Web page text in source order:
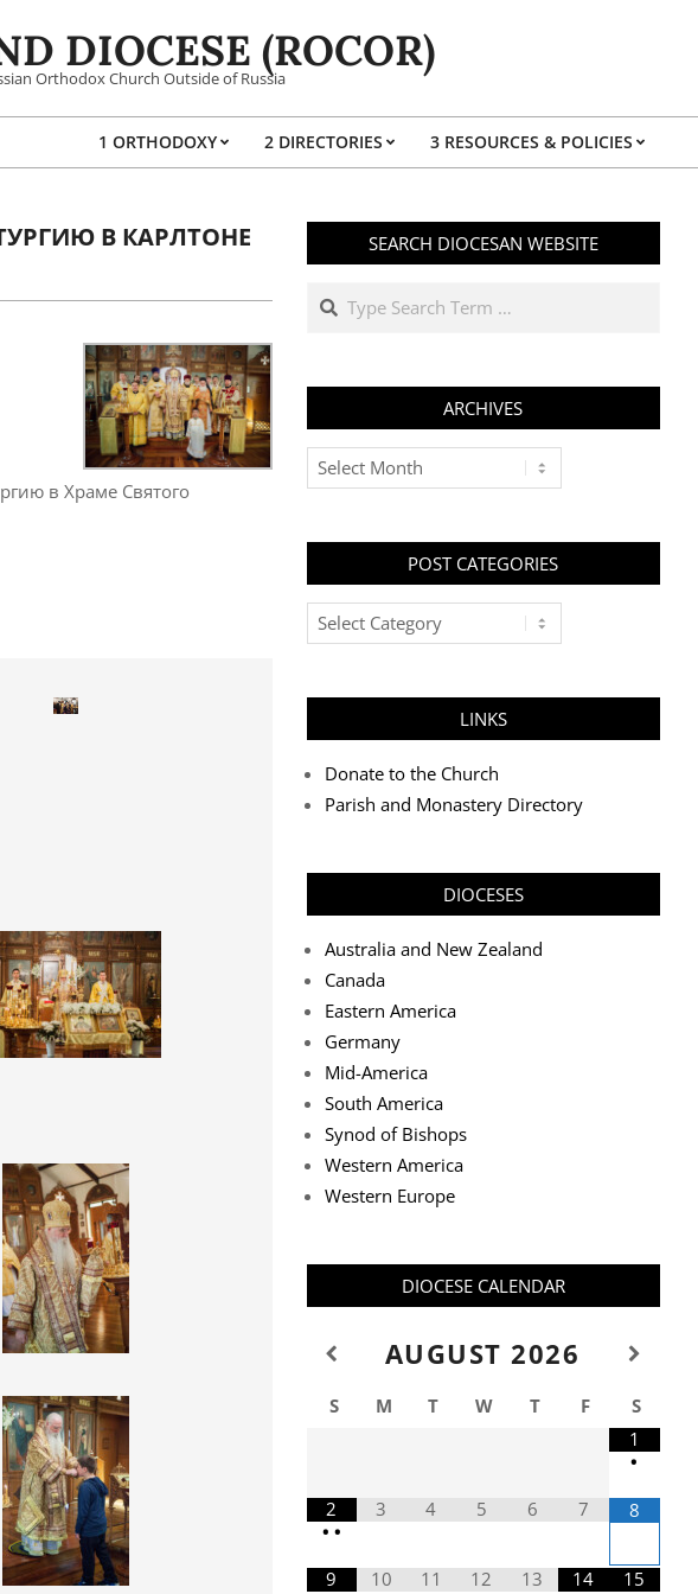
DIOCESE (ROCOR)
Orthodox Church Outside of Russia
1 ORTHODOXY 2 DIRECTORIES 3 RESOURCES & POLICIES
В КАРЛТОНЕ
в Храме Святого
SEARCH DIOCESAN WEBSITE
Search
ARCHIVES
Archives
POST CATEGORIES
Post
Categories
LINKS
Donate to the Church
Parish and Monastery Directory
DIOCESES
Australia and New Zealand
Canada
Eastern America
Germany
Mid-America
South America
Synod of Bishops
Western America
Western Europe
DIOCESE CALENDAR
AUGUST 2026
S M T W T F
S
1
•
2
• •
3 4 5 6 7 8
9
10 11 12 13
14
15